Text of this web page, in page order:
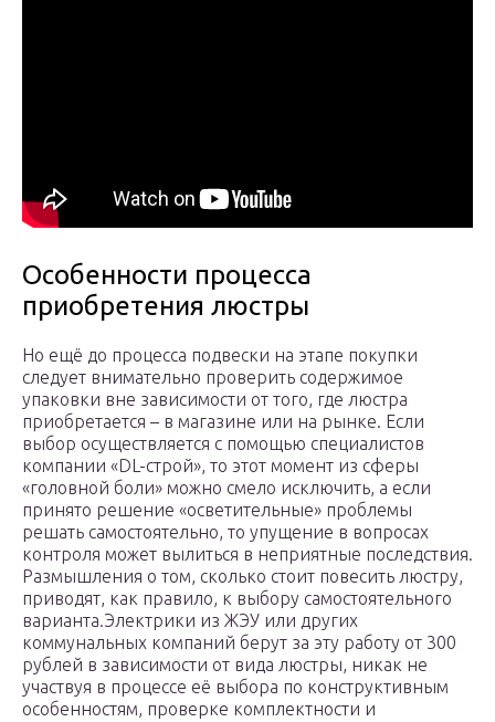
Особенности процесса
приобретения люстры
Но ещё до процесса подвески на этапе покупки
следует внимательно проверить содержимое
упаковки вне зависимости от того, где люстра
приобретается – в магазине или на рынке. Если
выбор осуществляется с помощью специалистов
компании «DL-строй», то этот момент из сферы
«головной боли» можно смело исключить, а если
принято решение «осветительные» проблемы
решать самостоятельно, то упущение в вопросах
контроля может вылиться в неприятные последствия.
Размышления о том, сколько стоит повесить люстру,
приводят, как правило, к выбору самостоятельного
варианта.Электрики из ЖЭУ или других
коммунальных компаний берут за эту работу от 300
рублей в зависимости от вида люстры, никак не
участвуя в процессе её выбора по конструктивным
особенностям, проверке комплектности и